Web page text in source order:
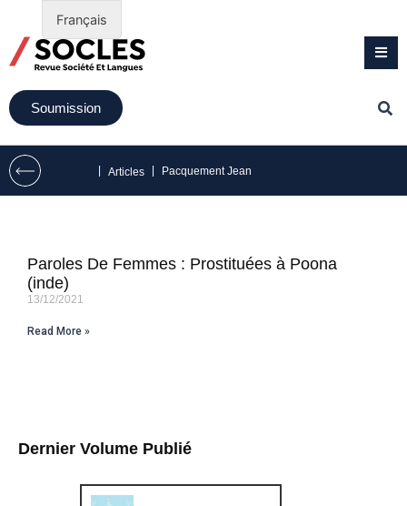
Soumission
Articles Pacquement Jean
Dernier Volume Publié
Paroles De Femmes : Prostituées à Poona
(inde)
13/12/2021
Read More »
Français